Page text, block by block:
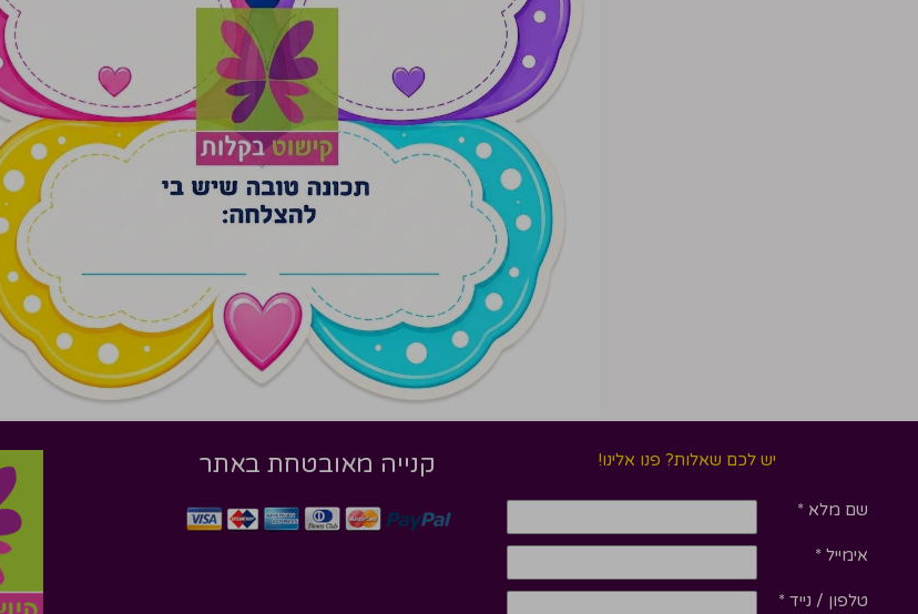
יש לכם שאלות? פנו אלינו!
שם מלא *
אימייל *
טלפון / נייד *
קנייה מאובטחת באתר